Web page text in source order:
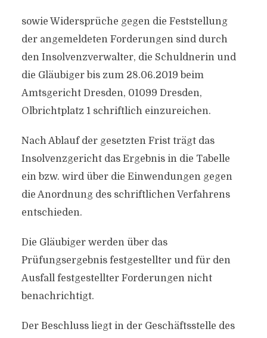
sowie Widersprüche gegen die Feststellung
der angemeldeten Forderungen sind durch
den Insolvenzverwalter, die Schuldnerin und
die Gläubiger bis zum 28.06.2019 beim
Amtsgericht Dresden, 01099 Dresden,
Olbrichtplatz 1 schriftlich einzureichen.
Nach Ablauf der gesetzten Frist trägt das
Insolvenzgericht das Ergebnis in die Tabelle
ein bzw. wird über die Einwendungen gegen
die Anordnung des schriftlichen Verfahrens
entschieden.
Die Gläubiger werden über das
Prüfungsergebnis festgestellter und für den
Ausfall festgestellter Forderungen nicht
benachrichtigt.
Der Beschluss liegt in der Geschäftsstelle des